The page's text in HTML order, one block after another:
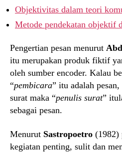
Objektivitas dalam teori
Metode pendekatan objektif
Pengertian pesan menurut
itu merupakan produk fiktif
oleh sumber encoder. Kalau
“pembicara” itu adalah
surat maka “penulis surat”
sebagai pesan.
Menurut Sastropoetro (1982)
kegiatan penting, sulit dan